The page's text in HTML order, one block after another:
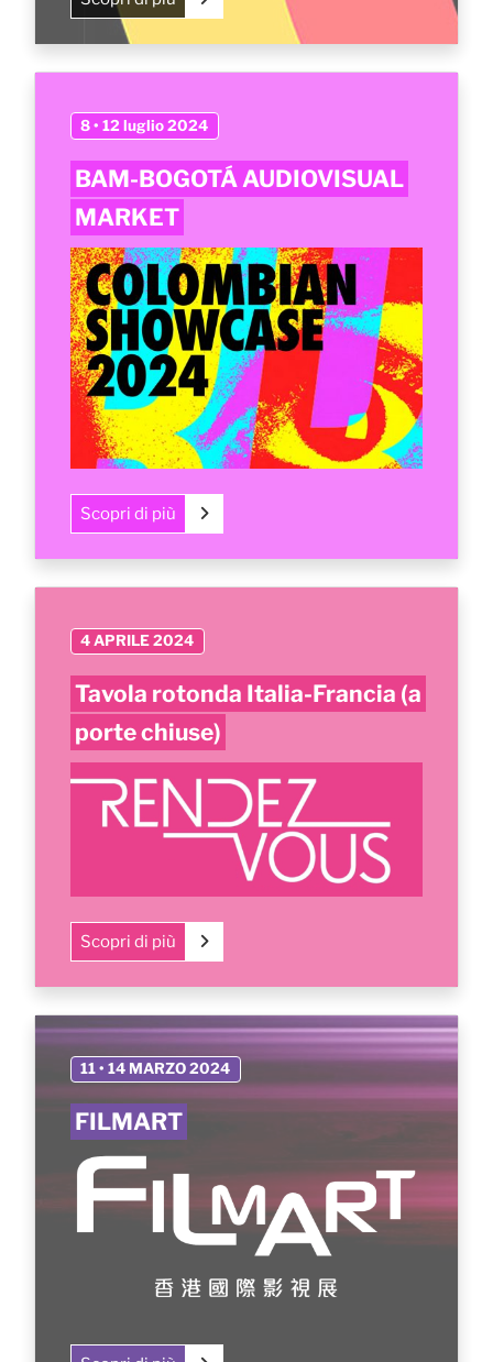
8 • 12 luglio 2024
BAM-BOGOTÁ AUDIOVISUAL
MARKET
Scopri di più
4 APRILE 2024
Tavola rotonda Italia-Francia (a
porte chiuse)
Scopri di più
11 • 14 MARZO 2024
FILMART